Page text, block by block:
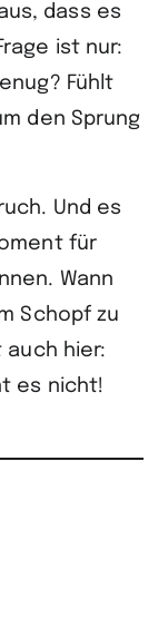
dass es
ist nur:
Fühlt
den Sprung
Und es
für
Wann
Schopf zu
auch hier:
es nicht!